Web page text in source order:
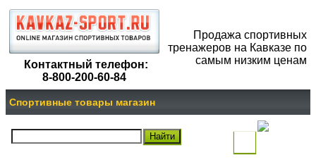
Контактный телефон:
8-800-200-60-84
Продажа спортивных
тренажеров на Кавказе по
самым низким ценам
Спортивные товары магазин